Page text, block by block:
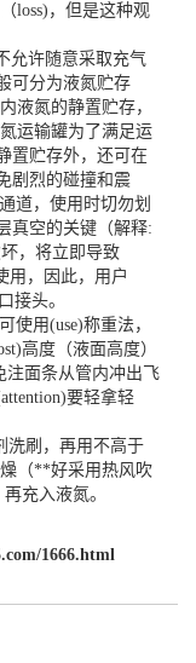
loss)，但是这种观
允许随意采取充气
可分为液氮贮存
液氮的静置贮存，
运输罐为了满足运
置贮存外，还可在
剧烈的碰撞和震
道，使用时切勿划
真空的关键（解释:
，将立即导致
用，因此，用户
接头。
使用(use)称重法，
高度（液面高度）
注面条从管内冲出飞
要轻拿轻
洗刷，再用不高于
（**好采用热风吹
充入液氮。
1666.html